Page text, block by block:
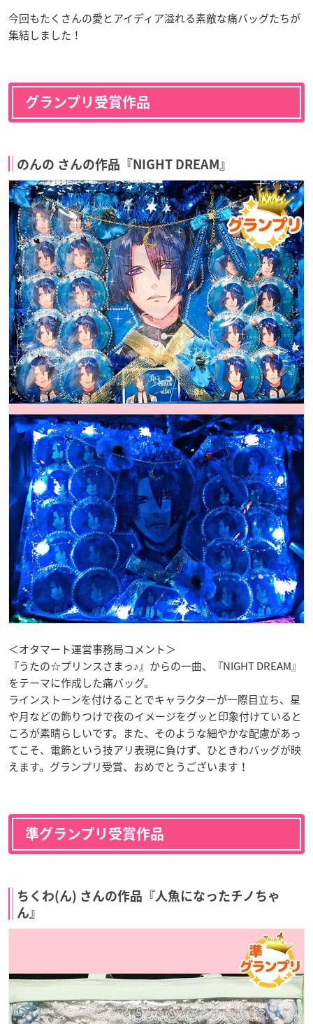
今回もたくさんの愛とアイディア溢れる素敵な痛バッグたちが
集結しました！
グランプリ受賞作品
のんの さんの作品『NIGHT DREAM』
＜オタマート運営事務局コメント＞
『うたの☆プリンスさまっ♪』からの一曲、『NIGHT DREAM』
をテーマに作成した痛バッグ。
ラインストーンを付けることでキャラクターが一際目立ち、星
や月などの飾りつけで夜のイメージをグッと印象付けていると
ころが素晴らしいです。また、そのような細やかな配慮があっ
てこそ、電飾という技アリ表現に負けず、ひときわバッグが映
えます。グランプリ受賞、おめでとうございます！
準グランプリ受賞作品
ちくわ(ん) さんの作品『人魚になったチノちゃ
ん』